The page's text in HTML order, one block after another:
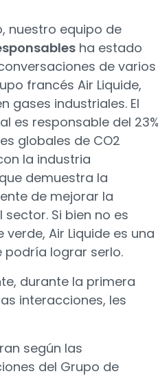
nuestro equipo de
ha estado
de varios
francés Air Liquide,
gases industriales. El
es responsable del
globales de CO2
la industria
demuestra la
de mejorar la
sector. Si bien no es
Air Liquide es una
lograr serlo.
durante la primera
interacciones, les
según las
del Grupo de